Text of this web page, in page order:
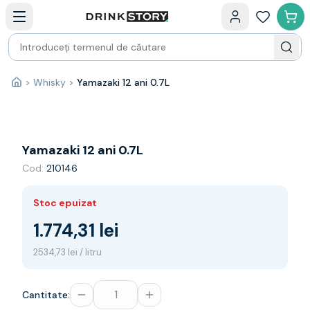
Bauturi fine — selectie
Produse Noi
Cosuri cadou
Pachete & Cadouri
Vin
Franta
Spania
Australia
Germania
Noua Zeelanda
Prosecco
Acasă
> Whisky > Yamazaki 12 ani 0.7L
Yamazaki 12 ani 0.7L
Cod: 210146
Stoc epuizat
1.774,31 lei
2534,73 lei / litru
Cantitate: